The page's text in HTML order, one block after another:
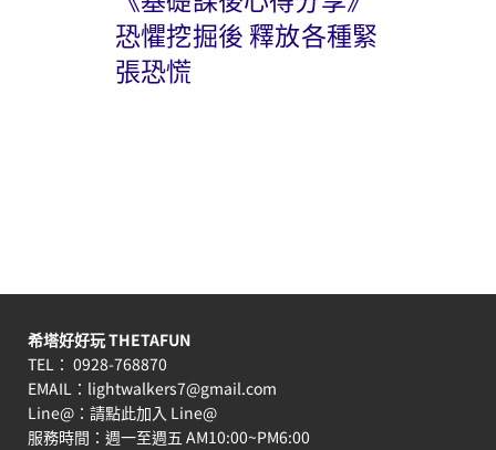
恐懼挖掘後 釋放各種緊
張恐慌
希塔好好玩 THETAFUN
TEL： 0928-768870
EMAIL： lightwalkers7@gmail.com
Line@： 請點此加入 Line@
服務時間：週一至週五 AM10:00~PM6:00